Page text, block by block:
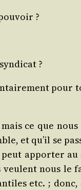
?
?
pour
ce que nous
et qu’il se
appor­ter
nous le
etc. ; donc,